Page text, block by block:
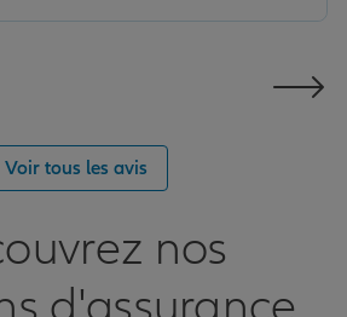
Voir tous les avis
nos